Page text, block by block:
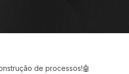
de processos!🤖